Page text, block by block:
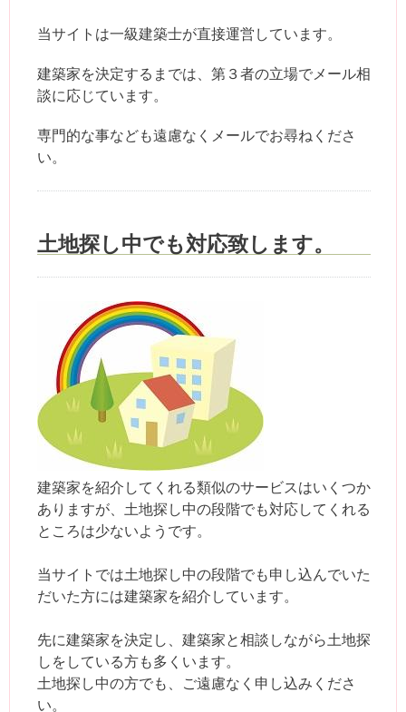
当サイトは一級建築士が直接運営しています。
建築家を決定するまでは、第３者の立場でメール相
談に応じています。
専門的な事なども遠慮なくメールでお尋ねくださ
い。
土地探し中でも対応致します。
建築家を紹介してくれる類似のサービスはいくつか
ありますが、土地探し中の段階でも対応してくれる
ところは少ないようです。
当サイトでは土地探し中の段階でも申し込んでいた
だいた方には建築家を紹介しています。
先に建築家を決定し、建築家と相談しながら土地探
しをしている方も多くいます。
土地探し中の方でも、ご遠慮なく申し込みくださ
い。